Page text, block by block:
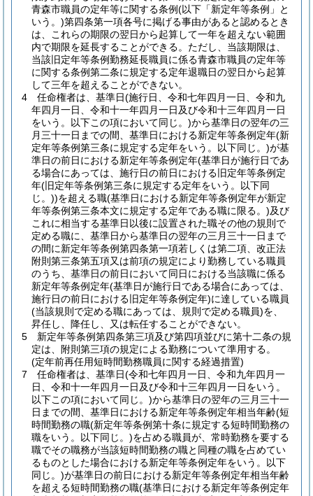
青森市職員の定年等に関する条例(以下「新定年等条例」と
いう。)第四条第一項各号に掲げる事由があると認めるとき
は、これらの期限の翌日から起算して一年を超えない範囲
内で期限を延長することができる。 ただし、当該期限は、
当該旧定年等条例勤務延長職員に係る青森市職員の定年等
に関する条例第二条に規定する定年退職日の翌日から起算
して三年を超えることができない。
4
任命権者は、基準日(施行日、令和七年四月一日、令和九
年四月一日、令和十一年四月一日及び令和十三年四月一日
をいう。以下この項において同じ。)から基準日の翌年の三
月三十一日までの間、基準日における新定年等条例定年(新
定年等条例第三条に規定する定年をいう。以下同じ。)が基
準日の前日における新定年等条例定年(基準日が施行日であ
る場合にあっては、施行日の前日における旧定年等条例定
年(旧定年等条例第三条に規定する定年をいう。以下同
じ。))を超える職(基準日における新定年等条例定年が新定
年等条例第三条本文に規定する定年である職に限る。)及び
これに相当する基準日以後に設置された職その他の規則で
定める職に、基準日から基準日の翌年の三月三十一日まで
の間に新定年等条例第四条第一項若しくは第二項、改正法
附則第三条第五項又は前項の規定により勤務している職員
のうち、基準日の前日において同日における当該職に係る
新定年等条例定年(基準日が施行日である場合にあっては、
施行日の前日における旧定年等条例定年)に達している職員
(当該規則で定める職にあっては、規則で定める職員)を、
昇任し、降任し、又は転任することができない。
5
新定年等条例第四条第三項及び第四項並びに第十二条の規
定は、附則第三項の規定による勤務について準用する。
(定年前再任用短時間勤務職員に関する経過措置)
7
任命権者は、基準日(令和七年四月一日、令和九年四月一
日、令和十一年四月一日及び令和十三年四月一日をいう。
以下この項において同じ。)から基準日の翌年の三月三十一
日までの間、基準日における新定年等条例定年相当年齢(短
時間勤務の職(新定年等条例第十条に規定する短時間勤務の
職をいう。以下同じ。)を占める職員が、常時勤務を要する
職でその職務が当該短時間勤務の職と同種の職を占めてい
るものとした場合における新定年等条例定年をいう。以下
同じ。)が基準日の前日における新定年等条例定年相当年齢
を超える短時間勤務の職(基準日における新定年等条例定年